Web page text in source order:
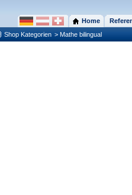
Home
Shop Kategorien > Mathe bilingual